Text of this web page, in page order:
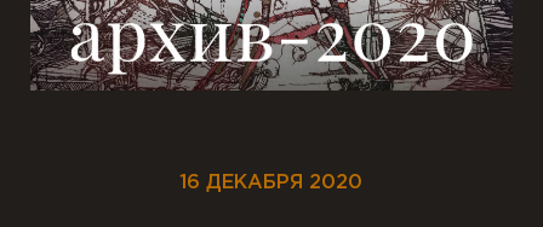
16 ДЕКАБРЯ 2020